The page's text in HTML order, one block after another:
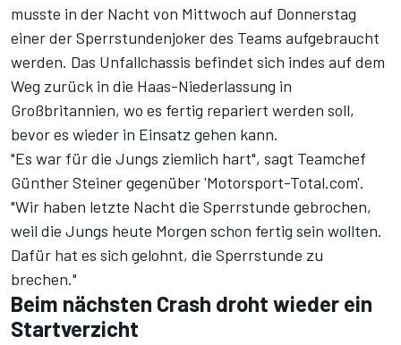
musste in der Nacht von Mittwoch auf Donnerstag
einer der Sperrstundenjoker des Teams aufgebraucht
werden. Das Unfallchassis befindet sich indes auf dem
Weg zurück in die Haas-Niederlassung in
Großbritannien, wo es fertig repariert werden soll,
bevor es wieder in Einsatz gehen kann.
"Es war für die Jungs ziemlich hart", sagt Teamchef
Günther Steiner gegenüber 'Motorsport-Total.com'.
"Wir haben letzte Nacht die Sperrstunde gebrochen,
weil die Jungs heute Morgen schon fertig sein wollten.
Dafür hat es sich gelohnt, die Sperrstunde zu
brechen."
Beim nächsten Crash droht wieder ein
Startverzicht